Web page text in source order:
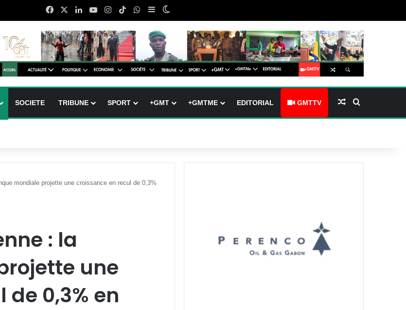
FacebookLinkedinYouTubeInstagram
TikTokWhatsApp
Sidebar (barre latérale)
SOCIETE TRIBUNE SPORT +GMT +GMTME EDITORIAL GMTTV Article Aléatoire
mondiale projette une croissance en recul de 0,3%
: la
une
0,3% en